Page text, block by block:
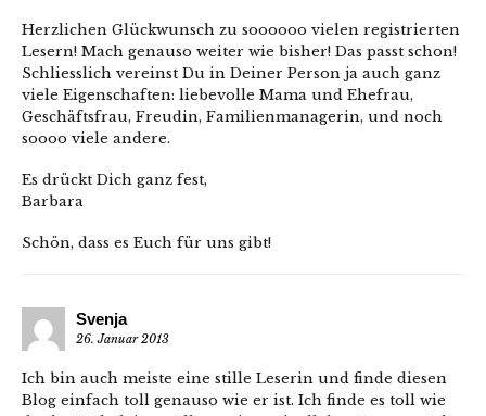
Herzlichen Glückwunsch zu soooooo vielen registrierten
Lesern! Mach genauso weiter wie bisher! Das passt schon!
Schliesslich vereinst Du in Deiner Person ja auch ganz
viele Eigenschaften: liebevolle Mama und Ehefrau,
Geschäftsfrau, Freudin, Familienmanagerin, und noch
soooo viele andere.
Es drückt Dich ganz fest,
Barbara
Schön, dass es Euch für uns gibt!
Svenja
26. Januar 2013
Ich bin auch meiste eine stille Leserin und finde diesen
Blog einfach toll genauso wie er ist. Ich finde es toll wie